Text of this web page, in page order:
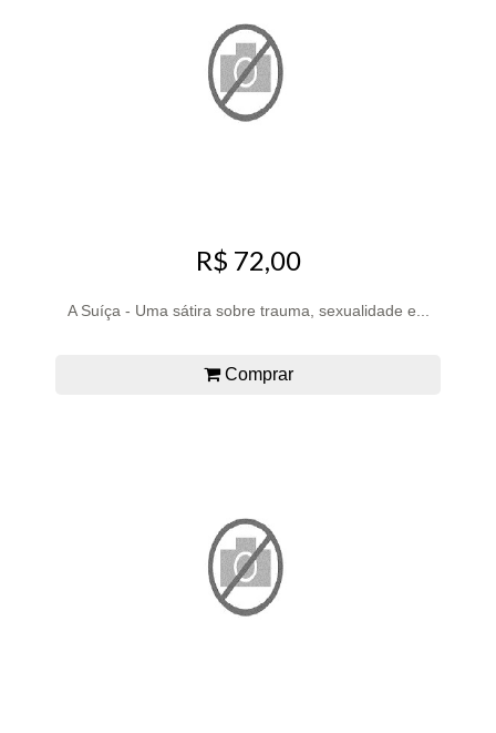
R$ 72,00
A Suíça - Uma sátira sobre trauma, sexualidade e...
Comprar